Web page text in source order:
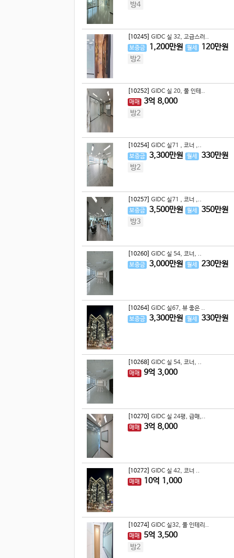
방4
[10245] GIDC 실 32, 고급스러..
보증금
1,200만원 월세 120만원
방2
[10252] GIDC 실 20, 풀 인테..
매매
3억 8,000
방2
[10254] GIDC 실71 , 코너 ,..
보증금
3,300만원 월세 330만원
방2
[10257]
GIDC 실71 , 코너 ,..
보증금
3,500만원 월세 350만원
방3
[10260] GIDC 실 54, 코너, ..
보증금
3,000만원 월세 230만원
[10264] GIDC 실67, 뷰 좋은 ..
보증금
3,300만원 월세 330만원
[10268] GIDC 실 54, 코너, ..
매매
9억 3,000
[10270] GIDC 실 24평, 급매,..
매매
3억 8,000
[10272] GIDC 실 42, 코너 ..
매매
10억 1,000
[10274] GIDC 실32, 풀 인테리..
매매
5억 3,500
방2